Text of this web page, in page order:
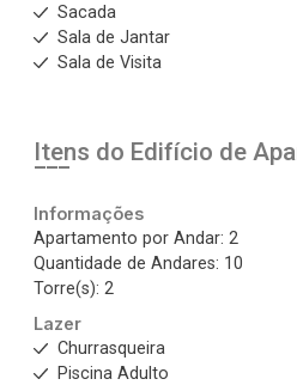
Sacada
Sala de Jantar
Sala de Visita
Itens do Edifício de
Informações
Apartamento por Andar: 2
Quantidade de Andares: 10
Torre(s): 2
Lazer
Churrasqueira
Piscina Adulto